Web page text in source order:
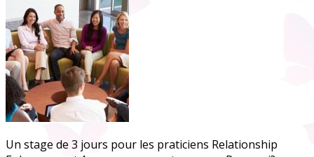
Un stage de 3 jours pour les praticiens Relationship